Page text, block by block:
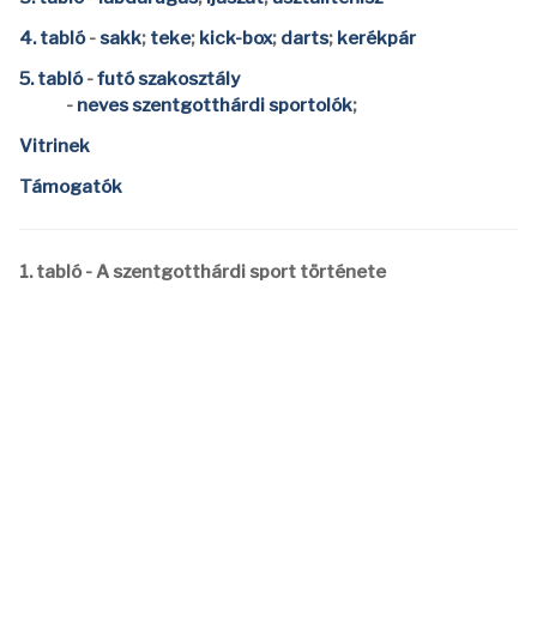
4. tabló-sakk; teke; kick-box; darts; kerékpár
5. tabló-futó szakosztály
- neves szentgotthárdi sportolók;
Vitrinek
Támogatók
1. tabló - A szentgotthárdi sport története